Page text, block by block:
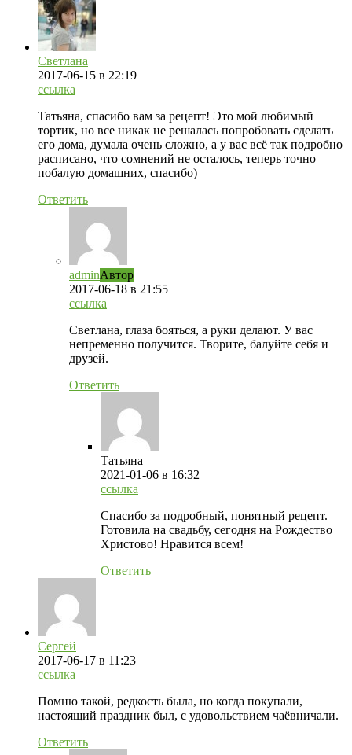
Светлана
2017-06-15 в 22:19
ссылка
Татьяна, спасибо вам за рецепт! Это мой любимый
тортик, но все никак не решалась попробовать сделать
его дома, думала очень сложно, а у вас всё так подробно
расписано, что сомнений не осталось, теперь точно
побалую домашних, спасибо)
Ответить
adminАвтор
2017-06-18 в 21:55
ссылка
Светлана, глаза бояться, а руки делают. У вас
непременно получится. Творите, балуйте себя и
друзей.
Ответить
Татьяна
2021-01-06 в 16:32
ссылка
Спасибо за подробный, понятный рецепт.
Готовила на свадьбу, сегодня на Рождество
Христово! Нравится всем!
Ответить
Сергей
2017-06-17 в 11:23
ссылка
Помню такой, редкость была, но когда покупали,
настоящий праздник был, с удовольствием чаёвничали.
Ответить